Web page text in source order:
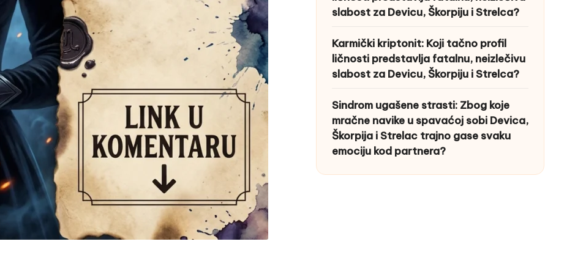
slabost za Devicu, Škorpiju i Strelca?
Karmički kriptonit: Koji tačno profil
ličnosti predstavlja fatalnu, neizlečivu
slabost za Devicu, Škorpiju i Strelca?
Sindrom ugašene strasti: Zbog koje
mračne navike u spavaćoj sobi Devica,
Škorpija i Strelac trajno gase svaku
emociju kod partnera?